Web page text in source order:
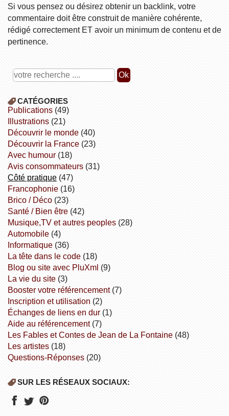
Si vous pensez ou désirez obtenir un backlink, votre
commentaire doit être construit de manière cohérente,
rédigé correctement ET avoir un minimum de contenu et de
pertinence.
CATÉGORIES
publications(49)
illustrations(21)
découvrir le monde(40)
découvrir la France(23)
avec humour(18)
avis consommateurs(31)
côté pratique(47)
Francophonie(16)
Brico / Déco(23)
Santé / Bien être(42)
Musique,TV et autres peoples(28)
Automobile(4)
informatique(36)
la tête dans le code(18)
Blog ou site avec PluXml (9)
la vie du site(3)
booster votre référencement(7)
inscription et utilisation (2)
échanges de liens en dur(1)
aide au référencement(7)
Les Fables et Contes de Jean de La Fontaine(48)
Les artistes(18)
Questions-Réponses(20)
SUR LES RÉSEAUX SOCIAUX: